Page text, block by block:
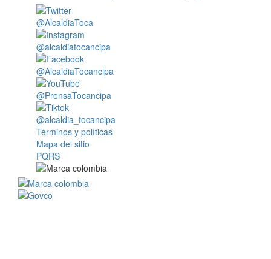
@AlcaldiaToca
@alcaldiatocancipa
@AlcaldiaTocancipa
@PrensaTocancipa
@alcaldia_tocancipa
Términos y políticas
Mapa del sitio
PQRS